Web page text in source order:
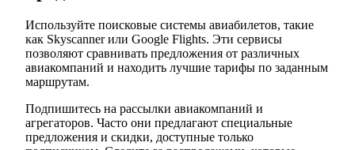
Используйте поисковые системы авиабилетов, такие
как Skyscanner или Google Flights. Эти сервисы
позволяют сравнивать предложения от различных
авиакомпаний и находить лучшие тарифы по заданным
маршрутам.
Подпишитесь на рассылки авиакомпаний и
агрегаторов. Часто они предлагают специальные
предложения и скидки, доступные только